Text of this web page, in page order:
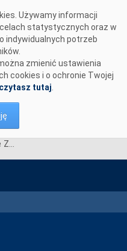
Używamy informacji
statystycznych oraz w
indywidualnych potrzeb
zmienić ustawienia
cookies i o ochronie Twojej
tutaj
Walne Zgromadzenie ENTSO-E - po raz pierwszy w Polsce!